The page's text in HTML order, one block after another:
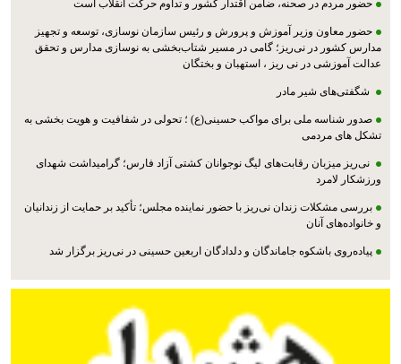
حضور مردم در صحنه، ضامن اقتدار کشور و تداوم حرکت انقلاب است
حضور معاون وزیر آموزش و پرورش و رئیس سازمان نوسازی، توسعه و تجهیز
مدارس کشور در نی‌ریز؛ گامی در مسیر شتاب‌بخشی به نوسازی مدارس و تحقق
عدالت آموزشی در نی ریز ، استهبان و بختگان
شگفتی‌های شیر مادر
صدور شناسه ملی برای مواکب حسینی(ع) ؛ تحولی در شفافیت و هویت بخشی به
تشکل های مردمی
نی‌ریز میزبان رقابت‌های لیگ نوجوانان کشتی آزاد فارس؛ گرامیداشت شهدای
ورزشکار لامرد
بررسی مشکلات زندان نی‌ریز با حضور نماینده مجلس؛ تأکید بر حمایت از زندانیان
و خانواده‌های آنان
پیاده‌روی باشکوه جاماندگان و دلدادگان اربعین حسینی در نی‌ریز برگزار شد